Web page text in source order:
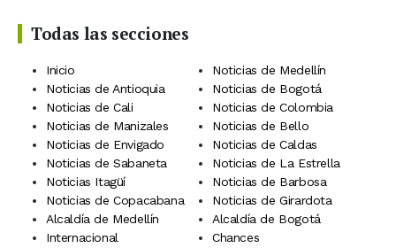
Todas las secciones
Inicio
Noticias de Medellín
Noticias de Antioquia
Noticias de Bogotá
Noticias de Cali
Noticias de Colombia
Noticias de Manizales
Noticias de Bello
Noticias de Envigado
Noticias de Caldas
Noticias de Sabaneta
Noticias de La Estrella
Noticias Itagüí
Noticias de Barbosa
Noticias de Copacabana
Noticias de Girardota
Alcaldía de Medellín
Alcaldía de Bogotá
Internacional
Chances